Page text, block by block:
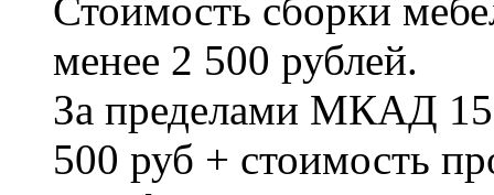
Стоимость сборки
менее 2 500 рублей.
За пределами МКАД
500 руб + стоимость